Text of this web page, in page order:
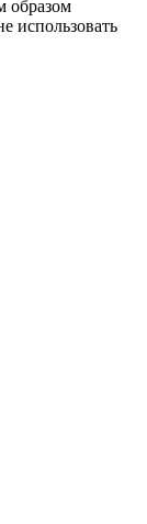
образом
использовать